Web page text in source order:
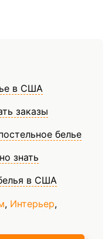
в США
заказы
белье
знать
в США
, Интерьер,